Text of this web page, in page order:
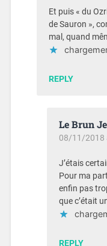
Et puis « du
de Sauron »,
mal, quand
REPLY
Le Brun
08/11/2018
J’étais
Pour ma
enfin pas
que c’était
REPLY